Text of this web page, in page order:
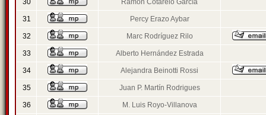
30 Ramón Cotarelo García
31 Percy Erazo Aybar
32 Marc Rodríguez Rilo
33 Alberto Hernández Estrada
34 Alejandra Beinotti Rossi
35 Juan P. Martín Rodrigues
36 M. Luis Royo-Villanova